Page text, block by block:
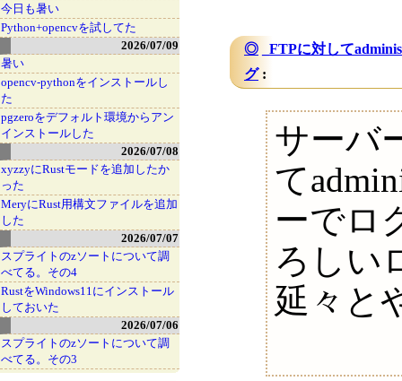
◎
FTPに対して
グ:
サーバ
て
ーでロ
ろしい
延々と
今日も暑い
Python+opencvを試してた
2026/07/09
暑い
opencv-pythonをインストールし
た
pgzeroをデフォルト環境からアン
インストールした
2026/07/08
xyzzyにRustモードを追加したか
った
MeryにRust用構文ファイルを追加
した
2026/07/07
スプライトのzソートについて調
べてる。その4
RustをWindows11にインストール
しておいた
2026/07/06
スプライトのzソートについて調
べてる。その3